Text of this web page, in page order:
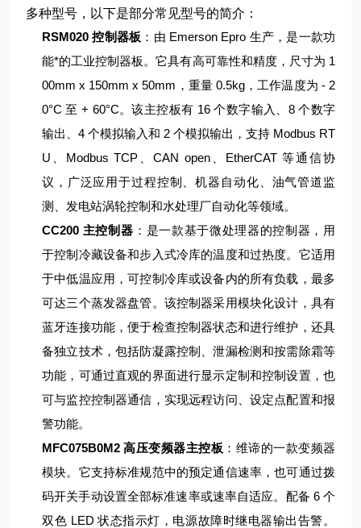
多种型号，以下是部分常见型号的简介：
RSM020 控制器板 ：由 Emerson Epro 生产，是一款功
能*的工业控制器板。它具有高可靠性和精度，尺寸为 1
00mm x 150mm x 50mm，重量 0.5kg，工作温度为 - 2
0°C 至 + 60°C。该主控板有 16 个数字输入、8 个数字
输出、4 个模拟输入和 2 个模拟输出，支持 Modbus RT
U、Modbus TCP、CAN open、EtherCAT 等通信协
议，广泛应用于过程控制、机器自动化、油气管道监
测、发电站涡轮控制和水处理厂自动化等领域。
CC200 主控制器 ：是一款基于微处理器的控制器，用
于控制冷藏设备和步入式冷库的温度和过热度。它适用
于中低温应用，可控制冷库或设备内的所有负载，最多
可达三个蒸发器盘管。该控制器采用模块化设计，具有
蓝牙连接功能，便于检查控制器状态和进行维护，还具
备独立技术，包括防凝露控制、泄漏检测和按需除霜等
功能，可通过直观的界面进行显示定制和控制设置，也
可与监控控制器通信，实现远程访问、设定点配置和报
警功能。
MFC075B0M2 高压变频器主控板 ：维谛的一款变频器
模块。它支持标准规范中的预定通信速率，也可通过拨
码开关手动设置全部标准速率或速率自适应。配备 6 个
双色 LED 状态指示灯，电源故障时继电器输出告警。